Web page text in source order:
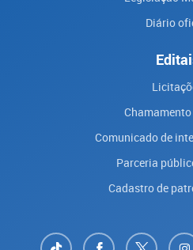
Diário
Comunicado de
Parceria
Cadastro de